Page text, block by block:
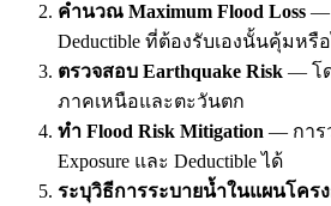
คำนวณ Maximum Flood Loss —
Deductible ที่ต้องรับเองนั้นคุ้มหรื
ตรวจสอบ Earthquake Risk — โ
ภาคเหนือและตะวันตก
ทำ Flood Risk Mitigation — การ
Exposure และ Deductible ได้
ระบุวิธีการระบายน้ำในแผนโคร